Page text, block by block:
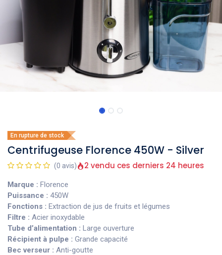
En rupture de stock
Centrifugeuse Florence 450W - Silver
(0 avis) 2 vendu ces derniers 24 heures
Marque : Florence
Puissance : 450W
Fonctions : Extraction de jus de fruits et légumes
Filtre : Acier inoxydable
Tube d’alimentation : Large ouverture
Récipient à pulpe : Grande capacité
Bec verseur : Anti-goutte